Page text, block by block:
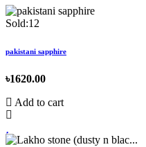
Sold:12
pakistani sapphire
৳1620.00
Add to cart